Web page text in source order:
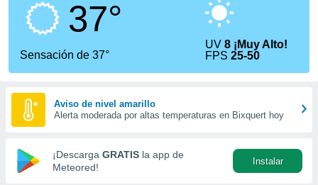
calidad.
a este
las
y
forma
digital
basada
37°
Sensación de 37°
UV8 ¡Muy Alto!
FPS25-50
Aviso de nivel amarillo
Alerta moderada por altas temperaturas en Bixquert hoy
¡Descarga GRATIS la app de
Meteored!
Instalar